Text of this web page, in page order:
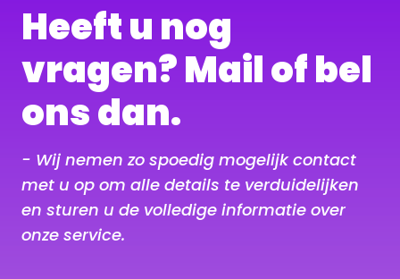
Heeft u nog
vragen? Mail of bel
ons dan.
- Wij nemen zo spoedig mogelijk contact
met u op om alle details te verduidelijken
en sturen u de volledige informatie over
onze service.